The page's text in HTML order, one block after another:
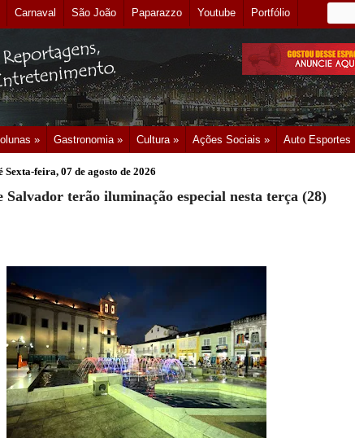
Carnaval São João Paparazzo Youtube Portfólio
» Gastronomia » Cultura » Ações Sociais » Auto Esportes
Sexta-feira, 07 de agosto de 2026
Salvador terão iluminação especial nesta terça (28)